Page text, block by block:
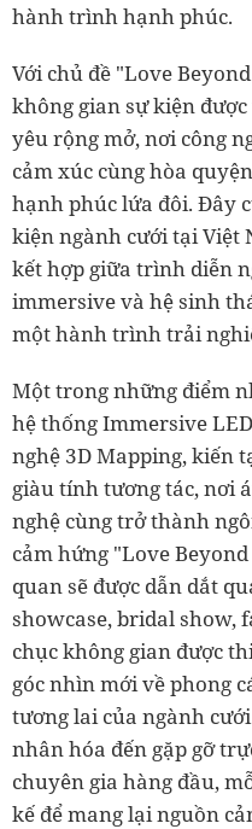
hành trình hạnh phúc.
Với chủ đề "Love
không gian sự kiện
yêu rộng mở, nơi công
cảm xúc cùng hòa
hạnh phúc lứa đôi. Đây
kiện ngành cưới tại Việt
kết hợp giữa trình diễn
immersive và hệ sinh
một hành trình trải
Một trong những điểm
hệ thống Immersive
nghệ 3D Mapping, kiến
giàu tính tương tác, nơi
nghệ cùng trở thành
cảm hứng "Love
quan sẽ được dẫn dắt
showcase, bridal show,
chục không gian được
góc nhìn mới về phong
tương lai của ngành
nhân hóa đến gặp gỡ
chuyên gia hàng đầu,
kế để mang lại nguồn